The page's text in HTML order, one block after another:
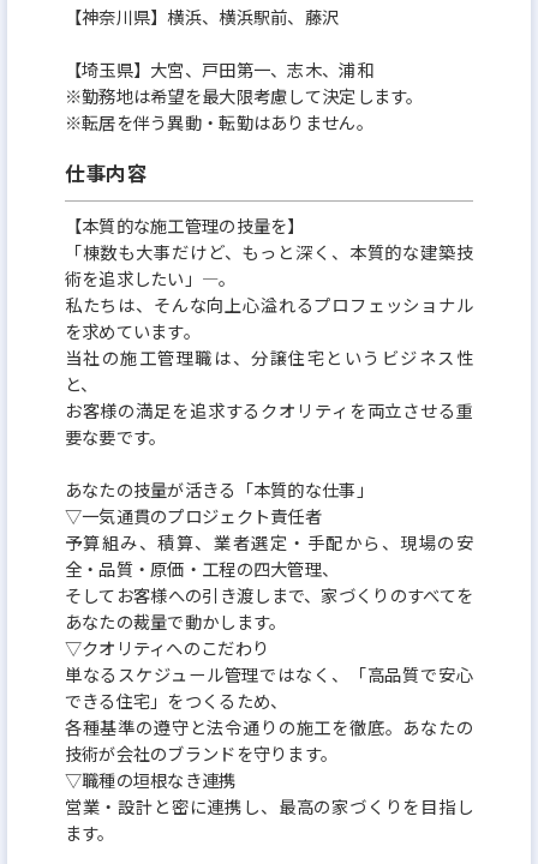
| 入社2年目 | 主任職 | 550万円 |
| 入社3年目 | 係長職 | 700万円 |
| 入社5年目 | 工事長 | 1,200万円 |
＜施工管理の評価制度について＞
着工・完成棟数＋品質
棟数至上主義ではなく、お客様目線での『ものづく
り』ができているか
～～～～～～～～～～～～～～～～～～～～
量だけではなく、質も評価。
半期ごとに実績を集計し、賞与で還元いたします！
～～～～～～～～～～～～～～～～～～～～
品質を重視しているため、
年間40~45棟と無理ない範囲で棟数をお持ちいただき
ます。
【安定したワークライフバランス】
無理なく、最大限のパフォーマンスを発揮できる環
境が揃っています。
・年間休日122日（平均126.0日/昨年度実績）
・完全週休2日制！（土日祝休み）
・年末年始・夏季は連続8日間の長期休暇。
・転居を伴う転勤なし！希望勤務地を考慮し、腰を
据えて働けます。
【神奈川県】横浜、横浜駅前、藤沢
【埼玉県】大宮、戸田第一、志木、浦和
※勤務地は希望を最大限考慮して決定します。
※転居を伴う異動・転勤はありません。
仕事内容
【本質的な施工管理の技量を】
「棟数も大事だけど、もっと深く、本質的な建築技
術を追求したい」—。
私たちは、そんな向上心溢れるプロフェッショナル
を求めています。
当社の施工管理職は、分譲住宅というビジネス性
と、
お客様の満足を追求するクオリティを両立させる重
要な要です。
あなたの技量が活きる「本質的な仕事」
▽一気通貫のプロジェクト責任者
予算組み、積算、業者選定・手配から、現場の安
全・品質・原価・工程の四大管理、
そしてお客様への引き渡しまで、家づくりのすべてを
あなたの裁量で動かします。
▽クオリティへのこだわり
単なるスケジュール管理ではなく、「高品質で安心
できる住宅」をつくるため、
各種基準の遵守と法令通りの施工を徹底。あなたの
技術が会社のブランドを守ります。
▽職種の垣根なき連携
営業・設計と密に連携し、最高の家づくりを目指し
ます。